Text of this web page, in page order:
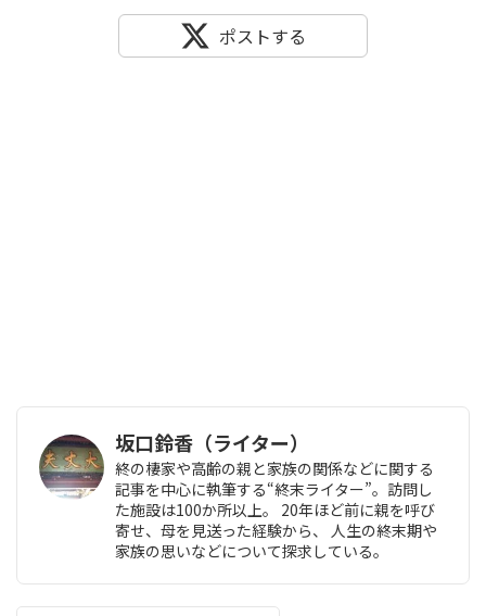
ポストする
坂口鈴香（ライター）
終の棲家や高齢の親と家族の関係などに関する
記事を中心に執筆する“終末ライター”。訪問し
た施設は100か所以上。 20年ほど前に親を呼び
寄せ、母を見送った経験から、 人生の終末期や
家族の思いなどについて探求している。